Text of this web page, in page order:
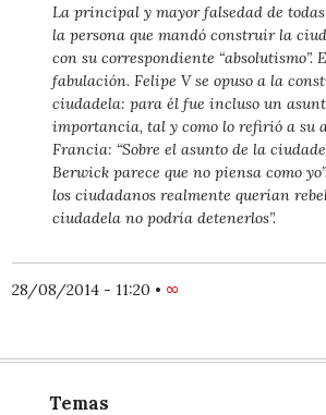
La principal y mayor falsedad de
la persona que mandó construir la
con su correspondiente “absolutismo”.
fabulación. Felipe V se opuso a la
ciudadela: para él fue incluso un
importancia, tal y como lo refirió a su
Francia: “Sobre el asunto de la
Berwick parece que no piensa como
los ciudadanos realmente querían
ciudadela no podría detenerlos”.
28/08/2014 - 11:20 • ∞
Temas